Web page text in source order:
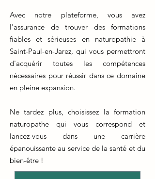
Avec notre plateforme, vous avez
l'assurance de trouver des formations
fiables et sérieuses en naturopathie à
Saint-Paul-en-Jarez, qui vous permettront
d'acquérir toutes les compétences
nécessaires pour réussir dans ce domaine
en pleine expansion.
Ne tardez plus, choisissez la formation
naturopathe qui vous correspond et
lancez-vous dans une carrière
épanouissante au service de la santé et du
bien-être !